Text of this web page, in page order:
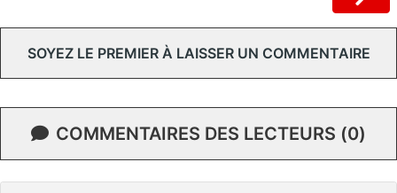
SOYEZ LE PREMIER À LAISSER UN COMMENTAIRE
COMMENTAIRES DES LECTEURS (0)